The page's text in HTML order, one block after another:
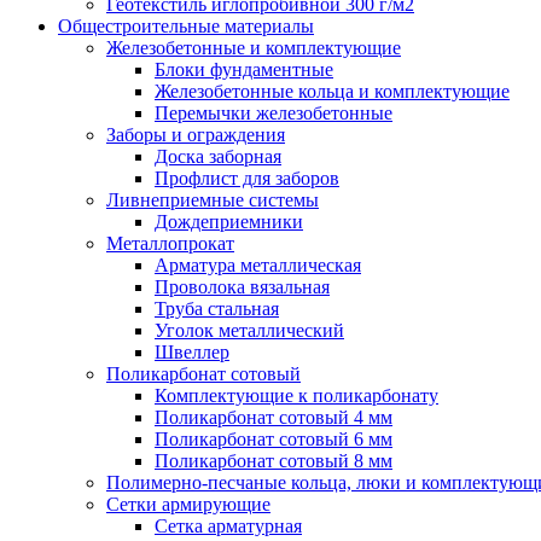
Геотекстиль иглопробивной 300 г/м2
Общестроительные материалы
Железобетонные и комплектующие
Блоки фундаментные
Железобетонные кольца и комплектующие
Перемычки железобетонные
Заборы и ограждения
Доска заборная
Профлист для заборов
Ливнеприемные системы
Дождеприемники
Металлопрокат
Арматура металлическая
Проволока вязальная
Труба стальная
Уголок металлический
Швеллер
Поликарбонат сотовый
Комплектующие к поликарбонату
Поликарбонат сотовый 4 мм
Поликарбонат сотовый 6 мм
Поликарбонат сотовый 8 мм
Полимерно-песчаные кольца, люки и
Сетки армирующие
Сетка арматурная